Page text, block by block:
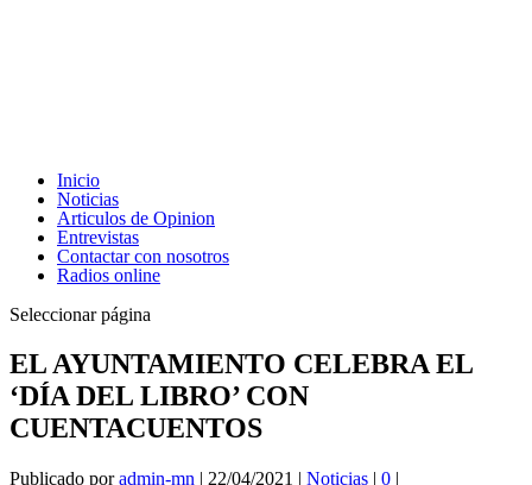
Inicio
Noticias
Articulos de Opinion
Entrevistas
Contactar con nosotros
Radios online
Seleccionar página
EL AYUNTAMIENTO CELEBRA EL
‘DÍA DEL LIBRO’ CON
CUENTACUENTOS
Publicado poradmin-mn | 22/04/2021 | Noticias | 0 |